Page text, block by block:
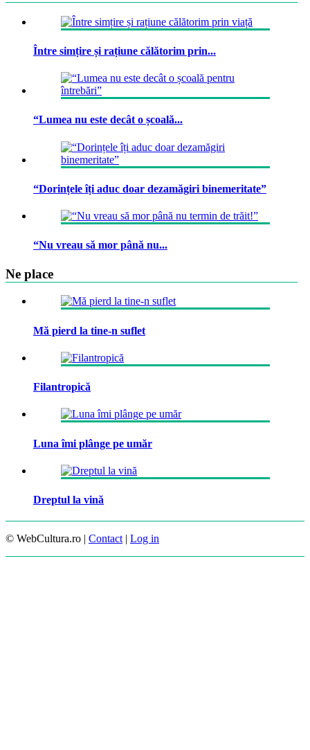
Între simțire și rațiune călătorim prin...
“Lumea nu este decât o școală...
“Dorințele îți aduc doar dezamăgiri binemeritate”
“Nu vreau să mor până nu...
Ne place
Mă pierd la tine-n suflet
Filantropică
Luna îmi plânge pe umăr
Dreptul la vină
© WebCultura.ro | Contact| Log in